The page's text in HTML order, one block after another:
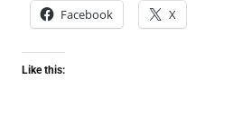
Facebook X
Like this: